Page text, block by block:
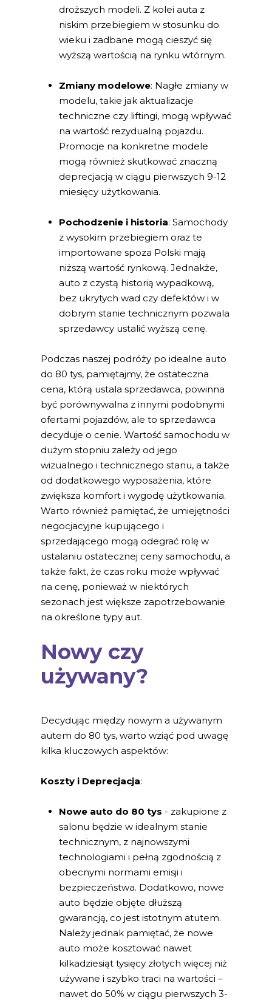
droższych modeli. Z kolei auta z
niskim przebiegiem w stosunku do
wieku i zadbane mogą cieszyć się
wyższą wartością na rynku wtórnym.
Zmiany modelowe: Nagłe zmiany w
modelu, takie jak aktualizacje
techniczne czy liftingi, mogą wpływać
na wartość rezydualną pojazdu.
Promocje na konkretne modele
mogą również skutkować znaczną
deprecjacją w ciągu pierwszych 9-12
miesięcy użytkowania.
Pochodzenie i historia: Samochody
z wysokim przebiegiem oraz te
importowane spoza Polski mają
niższą wartość rynkową. Jednakże,
auto z czystą historią wypadkową,
bez ukrytych wad czy defektów i w
dobrym stanie technicznym pozwala
sprzedawcy ustalić wyższą cenę.
Podczas naszej podróży po idealne auto
do 80 tys, pamiętajmy, że ostateczna
cena, którą ustala sprzedawca, powinna
być porównywalna z innymi podobnymi
ofertami pojazdów, ale to sprzedawca
decyduje o cenie. Wartość samochodu w
dużym stopniu zależy od jego
wizualnego i technicznego stanu, a także
od dodatkowego wyposażenia, które
zwiększa komfort i wygodę użytkowania.
Warto również pamiętać, że umiejętności
negocjacyjne kupującego i
sprzedającego mogą odegrać rolę w
ustalaniu ostatecznej ceny samochodu, a
także fakt, że czas roku może wpływać
na cenę, ponieważ w niektórych
sezonach jest większe zapotrzebowanie
na określone typy aut.
Nowy czy
używany?
Decydując między nowym a używanym
autem do 80 tys, warto wziąć pod uwagę
kilka kluczowych aspektów:
Koszty i Deprecjacja:
Nowe auto do 80 tys - zakupione z
salonu będzie w idealnym stanie
technicznym, z najnowszymi
technologiami i pełną zgodnością z
obecnymi normami emisji i
bezpieczeństwa. Dodatkowo, nowe
auto będzie objęte dłuższą
gwarancją, co jest istotnym atutem.
Należy jednak pamiętać, że nowe
auto może kosztować nawet
kilkadziesiąt tysięcy złotych więcej niż
używane i szybko traci na wartości –
nawet do 50% w ciągu pierwszych 3-